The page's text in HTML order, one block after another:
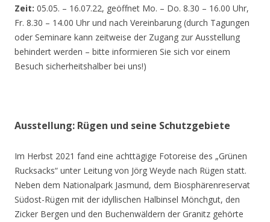
Zeit: 05.05. – 16.07.22, geöffnet Mo. – Do. 8.30 – 16.00 Uhr,
Fr. 8.30 – 14.00 Uhr und nach Vereinbarung (durch Tagungen
oder Seminare kann zeitweise der Zugang zur Ausstellung
behindert werden – bitte informieren Sie sich vor einem
Besuch sicherheitshalber bei uns!)
Ausstellung: Rügen und seine Schutzgebiete
Im Herbst 2021 fand eine achttägige Fotoreise des „Grünen
Rucksacks“ unter Leitung von Jörg Weyde nach Rügen statt.
Neben dem Nationalpark Jasmund, dem Biosphärenreservat
Südost-Rügen mit der idyllischen Halbinsel Mönchgut, den
Zicker Bergen und den Buchenwäldern der Granitz gehörte